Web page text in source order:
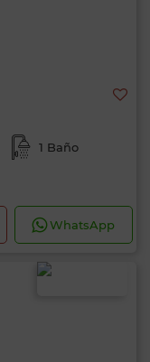
1 Baño
WhatsApp